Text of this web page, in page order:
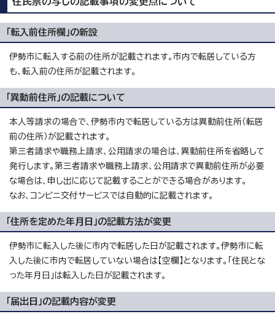
「転入前住所欄」の新設
伊勢市に転入する前の住所が記載されます。市内で転居している方
も、転入前の住所が記載されます。
「異動前住所」の記載について
本人等請求の場合で、伊勢市内で転居している方は異動前住所（転居
前の住所）が記載されます。
第三者請求や職務上請求、公用請求の場合は、異動前住所を省略して
発行します。第三者請求や職務上請求、公用請求で異動前住所が必要
な場合は、申し出に応じて記載することができる場合があります。
なお、コンビニ交付サービスでは自動的に記載されます。
「住所を定めた年月日」の記載方法が変更
伊勢市に転入した後に市内で転居した日が記載されます。伊勢市に転
入した後に市内で転居していない場合は【空欄】となります。「住民とな
った年月日」は転入した日が記載されます。
「届出日」の記載内容が変更